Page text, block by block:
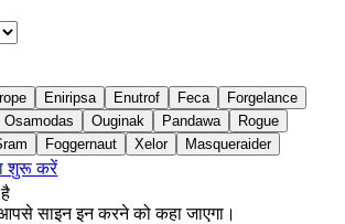
Eniripsa Enutrof Feca
Forgelance
Osamodas Ouginak Pandawa
Rogue
Foggernaut Xelor
Masqueraider
शुरू करें
साइन इन करने को कहा जाएगा।